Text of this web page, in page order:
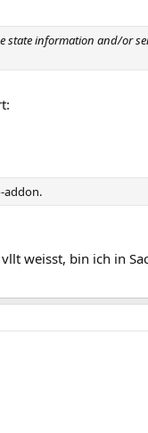
state information and/or
addon.
weisst, bin ich in